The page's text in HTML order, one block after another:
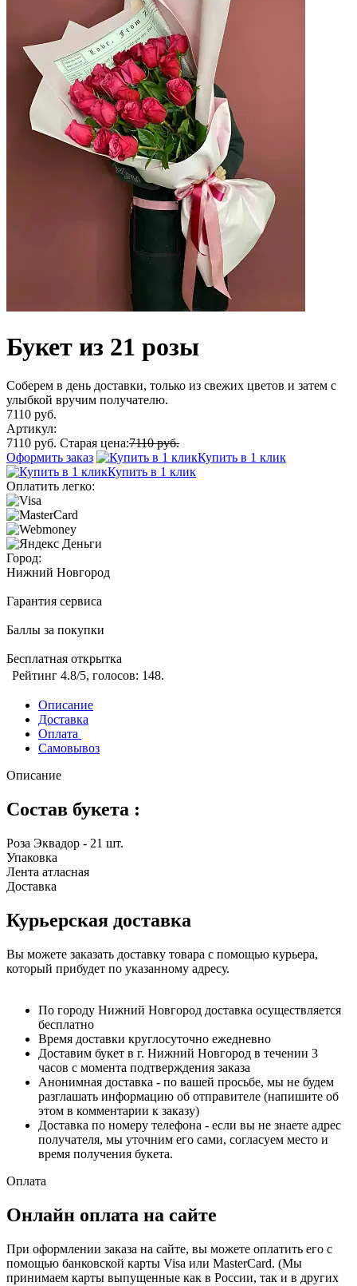
Букет из 21 розы
Соберем в день доставки, только из свежих цветов и затем с
улыбкой вручим получателю.
7110 руб.
Артикул:
7110 руб. Старая цена:7110 руб.
Оформить заказ
Купить в 1 клик
Купить в 1 клик
Оплатить легко:
Город:
Нижний Новгород
Гарантия сервиса
Баллы за покупки
Бесплатная открытка
Рейтинг 4.8/5, голосов: 148.
Описание
Доставка
Оплата
Самовывоз
Описание
Состав букета :
Роза Эквадор - 21 шт.
Упаковка
Лента атласная
Доставка
Курьерская доставка
Вы можете заказать доставку товара с помощью курьера,
который прибудет по указанному адресу.
По городу Нижний Новгород доставка осуществляется
бесплатно
Время доставки круглосуточно ежедневно
Доставим букет в г. Нижний Новгород в течении 3
часов с момента подтверждения заказа
Анонимная доставка - по вашей просьбе, мы не будем
разглашать информацию об отправителе (напишите об
этом в комментарии к заказу)
Доставка по номеру телефона - если вы не знаете адрес
получателя, мы уточним его сами, согласуем место и
время получения букета.
Оплата
Онлайн оплата на сайте
При оформлении заказа на сайте, вы можете оплатить его с
помощью банковской карты Visa или MasterCard. (Мы
принимаем карты выпущенные как в России, так и в других